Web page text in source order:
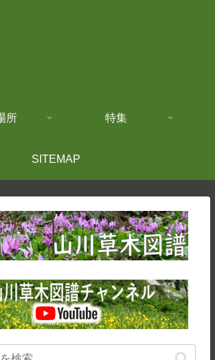
所 特集
SITEMAP